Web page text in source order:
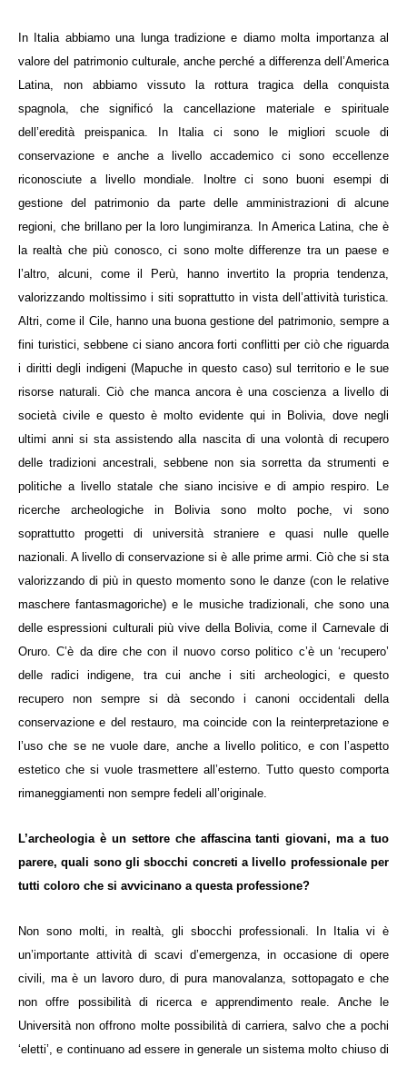
In Italia abbiamo una lunga tradizione e diamo molta importanza al
valore del patrimonio culturale, anche perché a differenza dell’America
Latina, non abbiamo vissuto la rottura tragica della conquista
spagnola, che significó la cancellazione materiale e spirituale
dell’eredità preispanica. In Italia ci sono le migliori scuole di
conservazione e anche a livello accademico ci sono eccellenze
riconosciute a livello mondiale. Inoltre ci sono buoni esempi di
gestione del patrimonio da parte delle amministrazioni di alcune
regioni, che brillano per la loro lungimiranza. In America Latina, che è
la realtà che più conosco, ci sono molte differenze tra un paese e
l’altro, alcuni, come il Perù, hanno invertito la propria tendenza,
valorizzando moltissimo i siti soprattutto in vista dell’attività turistica.
Altri, come il Cile, hanno una buona gestione del patrimonio, sempre a
fini turistici, sebbene ci siano ancora forti conflitti per ciò che riguarda
i diritti degli indigeni (Mapuche in questo caso) sul territorio e le sue
risorse naturali. Ciò che manca ancora è una coscienza a livello di
società civile e questo è molto evidente qui in Bolivia, dove negli
ultimi anni si sta assistendo alla nascita di una volontà di recupero
delle tradizioni ancestrali, sebbene non sia sorretta da strumenti e
politiche a livello statale che siano incisive e di ampio respiro. Le
ricerche archeologiche in Bolivia sono molto poche, vi sono
soprattutto progetti di università straniere e quasi nulle quelle
nazionali. A livello di conservazione si è alle prime armi. Ciò che si sta
valorizzando di più in questo momento sono le danze (con le relative
maschere fantasmagoriche) e le musiche tradizionali, che sono una
delle espressioni culturali più vive della Bolivia, come il Carnevale di
Oruro. C’è da dire che con il nuovo corso politico c’è un ‘recupero’
delle radici indigene, tra cui anche i siti archeologici, e questo
recupero non sempre si dà secondo i canoni occidentali della
conservazione e del restauro, ma coincide con la reinterpretazione e
l’uso che se ne vuole dare, anche a livello politico, e con l’aspetto
estetico che si vuole trasmettere all’esterno. Tutto questo comporta
rimaneggiamenti non sempre fedeli all’originale.
L’archeologia è un settore che affascina tanti giovani, ma a tuo
parere, quali sono gli sbocchi concreti a livello professionale per
tutti coloro che si avvicinano a questa professione?
Non sono molti, in realtà, gli sbocchi professionali. In Italia vi è
un’importante attività di scavi d’emergenza, in occasione di opere
civili, ma è un lavoro duro, di pura manovalanza, sottopagato e che
non offre possibilità di ricerca e apprendimento reale. Anche le
Università non offrono molte possibilità di carriera, salvo che a pochi
‘eletti’, e continuano ad essere in generale un sistema molto chiuso di